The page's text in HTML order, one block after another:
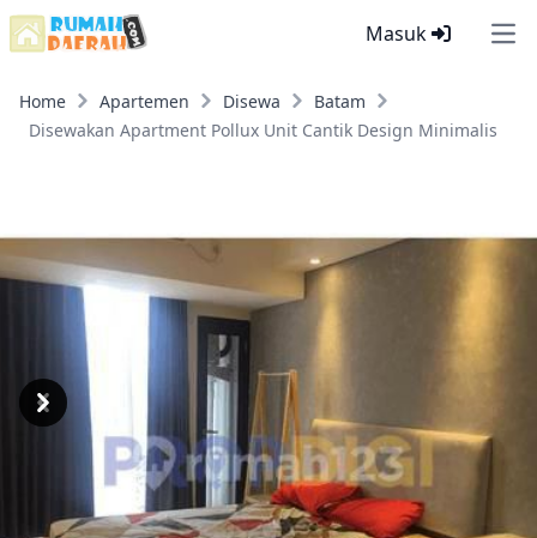
Masuk
Home Apartemen Disewa
Batam
Disewakan Apartment Pollux Unit Cantik Design Minimalis
Previous
Next